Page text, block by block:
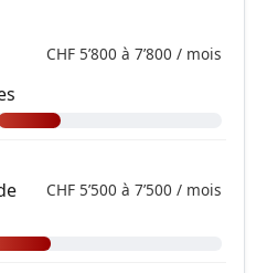
CHF 5’800 à 7’800 / mois
CHF 5’500 à 7’500 / mois